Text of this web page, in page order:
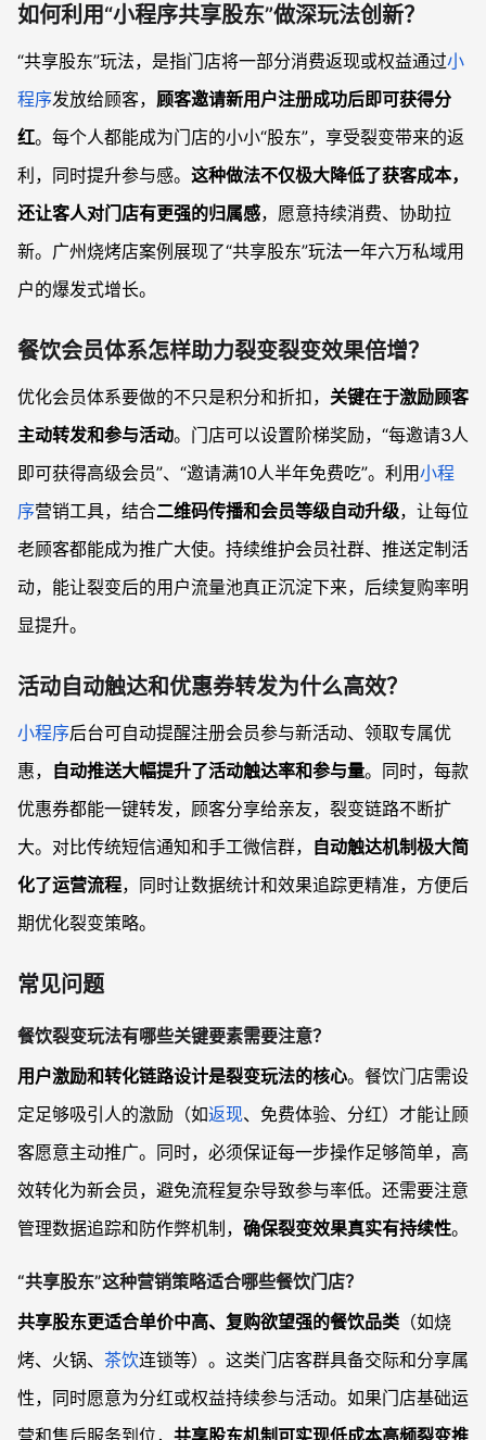
如何利用“小程序共享股东”做深玩法创新？
“共享股东”玩法，是指门店将一部分消费返现或权益通过小
程序发放给顾客， 顾客邀请新用户注册成功后即可获得分
红。每个人都能成为门店的小小“股东”，享受裂变带来的返
利，同时提升参与感。 这种做法不仅极大降低了获客成本，
还让客人对门店有更强的归属感，愿意持续消费、协助拉
新。广州烧烤店案例展现了“共享股东”玩法一年六万私域用
户的爆发式增长。
餐饮会员体系怎样助力裂变裂变效果倍增？
优化会员体系要做的不只是积分和折扣， 关键在于激励顾客
主动转发和参与活动。门店可以设置阶梯奖励，“每邀请3人
即可获得高级会员”、“邀请满10人半年免费吃”。利用小程
序营销工具，结合二维码传播和会员等级自动升级，让每位
老顾客都能成为推广大使。持续维护会员社群、推送定制活
动，能让裂变后的用户流量池真正沉淀下来，后续复购率明
显提升。
活动自动触达和优惠券转发为什么高效？
小程序后台可自动提醒注册会员参与新活动、领取专属优
惠， 自动推送大幅提升了活动触达率和参与量。同时，每款
优惠券都能一键转发，顾客分享给亲友，裂变链路不断扩
大。对比传统短信通知和手工微信群， 自动触达机制极大简
化了运营流程，同时让数据统计和效果追踪更精准，方便后
期优化裂变策略。
常见问题
餐饮裂变玩法有哪些关键要素需要注意？
用户激励和转化链路设计是裂变玩法的核心。餐饮门店需设
定足够吸引人的激励（如返现、免费体验、分红）才能让顾
客愿意主动推广。同时，必须保证每一步操作足够简单，高
效转化为新会员，避免流程复杂导致参与率低。还需要注意
管理数据追踪和防作弊机制， 确保裂变效果真实有持续性。
“共享股东”这种营销策略适合哪些餐饮门店？
共享股东更适合单价中高、复购欲望强的餐饮品类 （如烧
烤、火锅、 茶饮连锁等）。这类门店客群具备交际和分享属
性，同时愿意为分红或权益持续参与活动。如果门店基础运
营和售后服务到位， 共享股东机制可实现低成本高频裂变推